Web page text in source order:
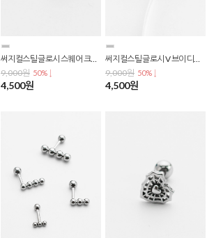
써지컬스틸 글로시 스퀘어 크로스 십자가 피어싱 P-0746
9,000원 50% ↓
4,500원
9,000원 50% ↓
4,500원